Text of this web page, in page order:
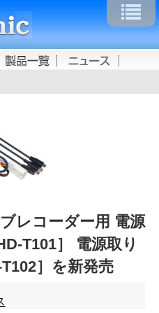
レコーダー用 電源
T101］ 電源取り
］を新発売